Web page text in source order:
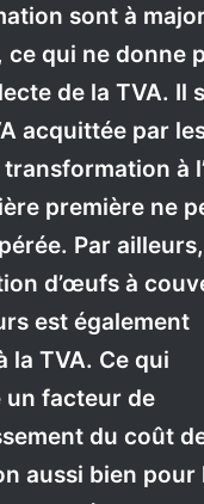
sont à
qui ne donne
de la TVA. Il
acquittée par
à
première ne
Par ailleurs,
d’œufs à
est également
la TVA. Ce qui
facteur de
du coût
aussi bien pour